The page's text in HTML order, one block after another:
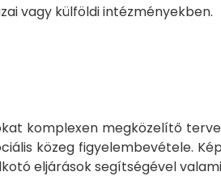
vagy külföldi intézményekben.
komplexen megközelítő
közeg figyelembevétele.
eljárások segítségével